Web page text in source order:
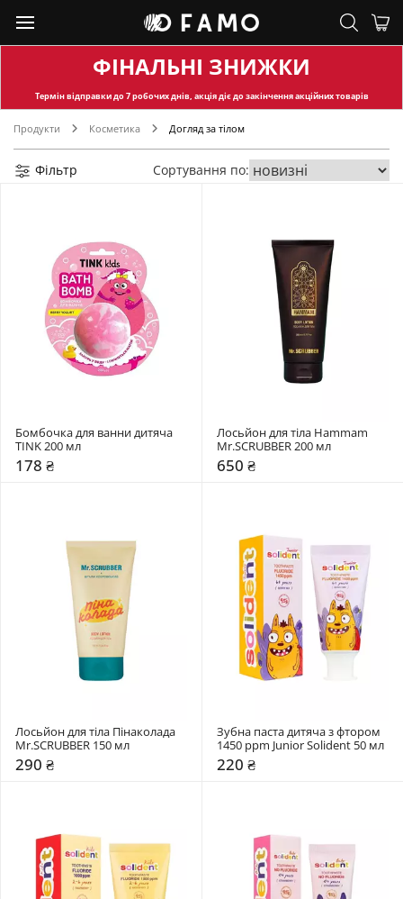
ФІНАЛЬНІ ЗНИЖКИ
Термін відправкидо 7 робочих днів, акція діє до закінчення акційних товарів
Продукти Косметика Догляд за тілом
Фільтр Сортування по:
Бомбочка для ванни дитяча
TINK 200 мл
178 ₴
Лосьйон для тіла Hammam
650 ₴
Лосьйон для тіла Пінаколада
290 ₴
Зубна паста дитяча з фтором
220 ₴